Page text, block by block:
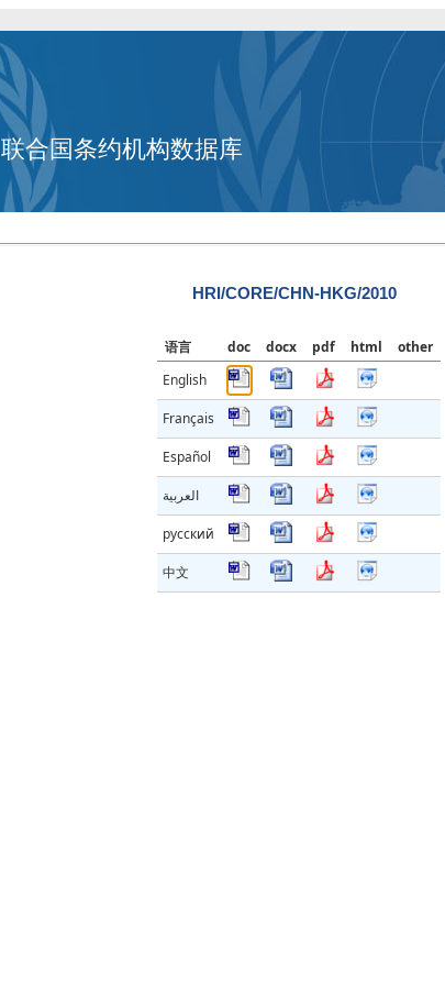
联合国条约机构数据库
HRI/CORE/CHN-HKG/2010
语言 doc docx pdf html
other
English
Français
Español
العربية
русский
中文